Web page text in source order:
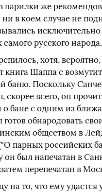
же
в коем случае не
русского народа.
хотя,
книга Шаппа с
баню. Поскольку
всего, он
о бане с одним из
обнародовать
обществом в
парных российских
был напечатан в
перепечатан в
то, что ему удастся